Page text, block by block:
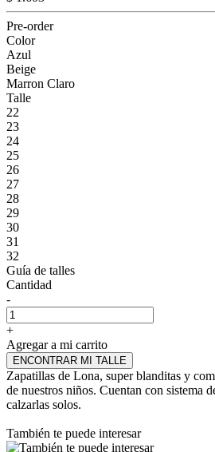
Pre-order
Color
Azul
Beige
Marron Claro
Talle
22
23
24
25
26
27
28
29
30
31
32
Guía de talles
Cantidad
-
+
Agregar a mi carrito
ENCONTRAR MI TALLE
Zapatillas de Lona, super blanditas y
de nuestros niños. Cuentan con sistema
calzarlas solos.
También te puede interesar